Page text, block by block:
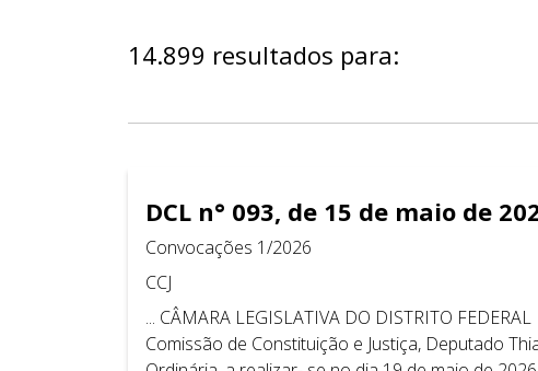
14.899 resultados para:
DCL n° 093, de 15 de maio de
Convocações 1/2026
CCJ
... CÂMARA LEGISLATIVA DO DISTRITO
Comissão de Constituição e Justiça, Deputado